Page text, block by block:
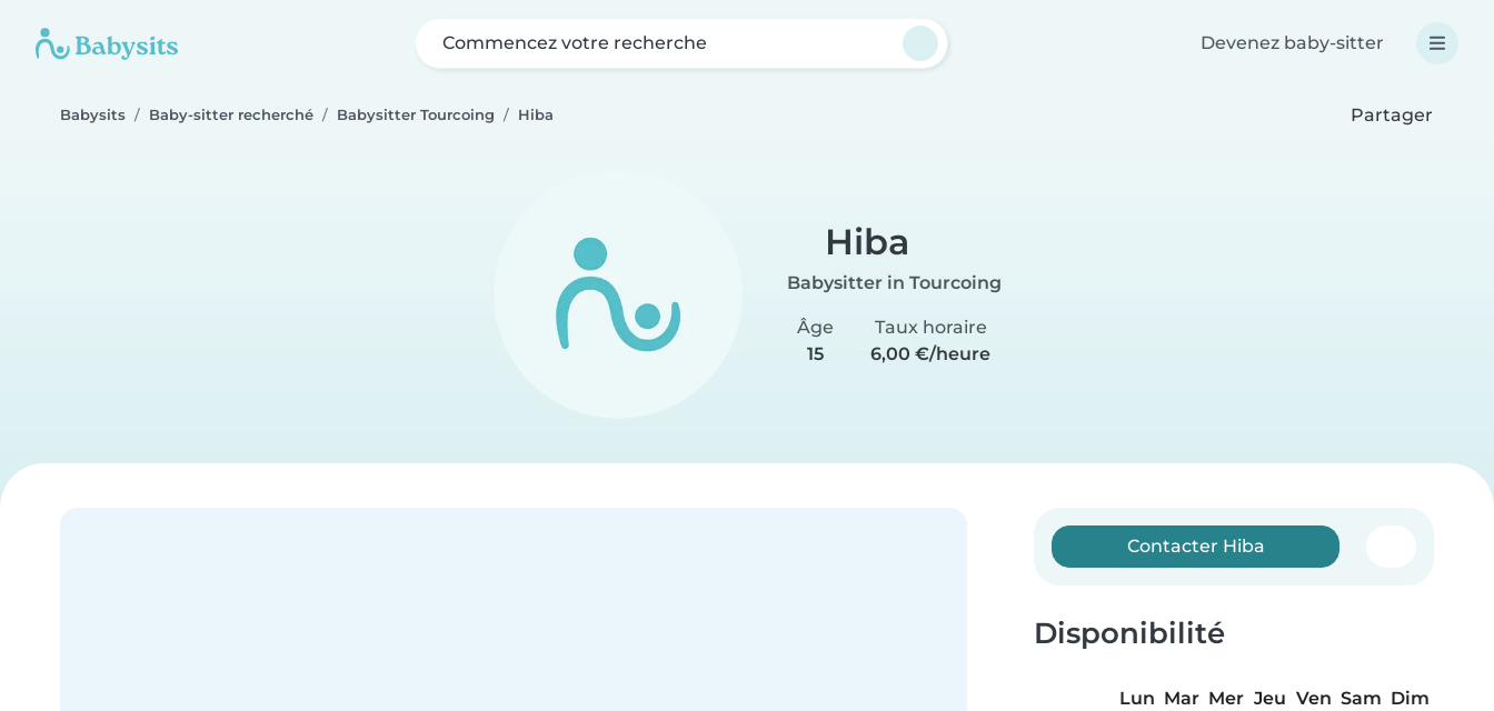
Commencez votre recherche Devenez baby-sitter
Babysits Baby-sitter recherché Babysitter Tourcoing Hiba Partager
Hiba
Babysitter in Tourcoing
Âge
15
Taux horaire
6,00 €/heure
Contacter Hiba
Disponibilité
Lun Mar Mer Jeu Ven Sam Dim